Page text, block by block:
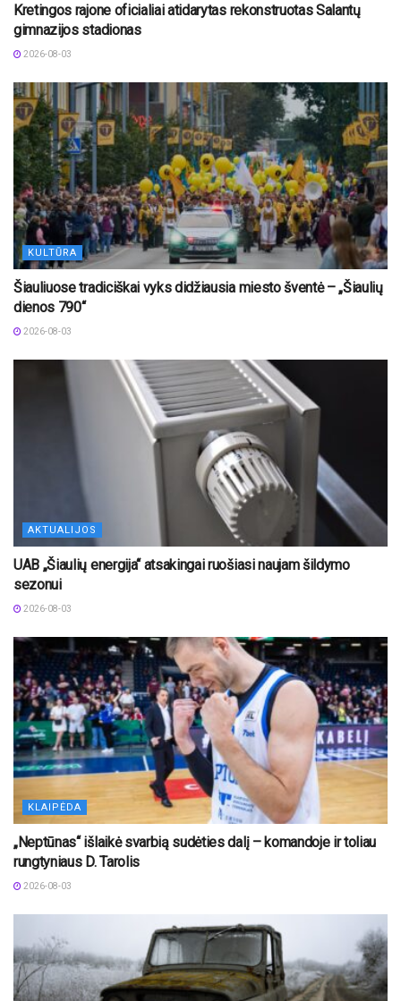
Kretingos rajone oficialiai atidarytas rekonstruotas Salantų
gimnazijos stadionas
2026-08-03
KULTŪRA
Šiauliuose tradiciškai vyks didžiausia miesto šventė – „Šiaulių
dienos 790“
2026-08-03
AKTUALIJOS
UAB „Šiaulių energija“ atsakingai ruošiasi naujam šildymo
sezonui
2026-08-03
KLAIPĖDA
„Neptūnas“ išlaikė svarbią sudėties dalį – komandoje ir toliau
rungtyniaus D. Tarolis
2026-08-03